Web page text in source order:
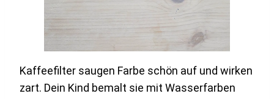
Kaffeefilter saugen Farbe schön auf und wirken
zart. Dein Kind bemalt sie mit Wasserfarben